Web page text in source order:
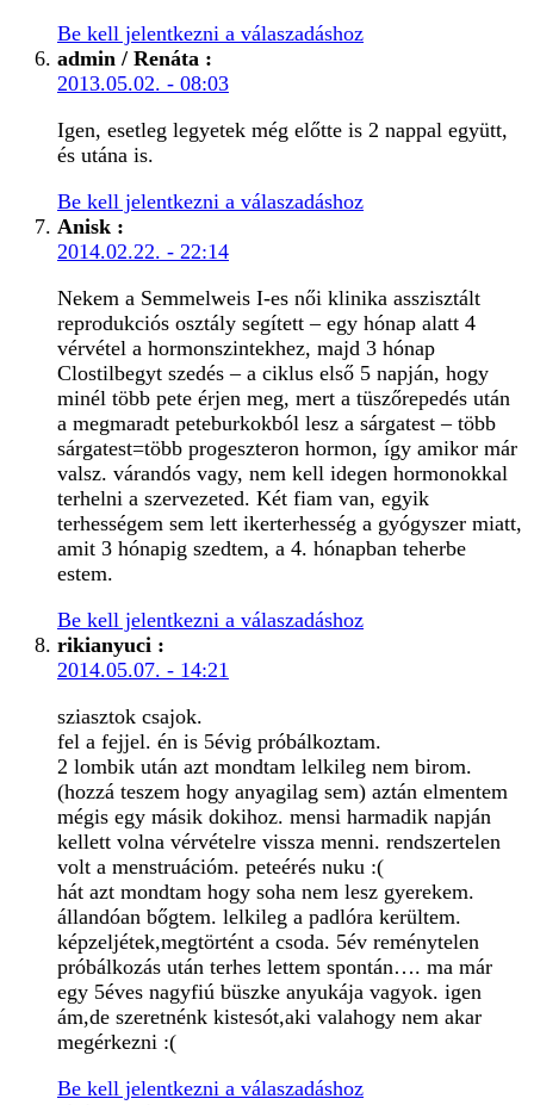
Be kell jelentkezni a válaszadáshoz
admin / Renáta :
2013.05.02. - 08:03
Igen, esetleg legyetek még előtte is 2 nappal együtt,
és utána is.
Be kell jelentkezni a válaszadáshoz
Anisk :
2014.02.22. - 22:14
Nekem a Semmelweis I-es női klinika asszisztált
reprodukciós osztály segített – egy hónap alatt 4
vérvétel a hormonszintekhez, majd 3 hónap
Clostilbegyt szedés – a ciklus első 5 napján, hogy
minél több pete érjen meg, mert a tüszőrepedés után
a megmaradt peteburkokból lesz a sárgatest – több
sárgatest=több progeszteron hormon, így amikor már
valsz. várandós vagy, nem kell idegen hormonokkal
terhelni a szervezeted. Két fiam van, egyik
terhességem sem lett ikerterhesség a gyógyszer miatt,
amit 3 hónapig szedtem, a 4. hónapban teherbe
estem.
Be kell jelentkezni a válaszadáshoz
rikianyuci :
2014.05.07. - 14:21
sziasztok csajok.
fel a fejjel. én is 5évig próbálkoztam.
2 lombik után azt mondtam lelkileg nem birom.
(hozzá teszem hogy anyagilag sem) aztán elmentem
mégis egy másik dokihoz. mensi harmadik napján
kellett volna vérvételre vissza menni. rendszertelen
volt a menstruációm. peteérés nuku :(
hát azt mondtam hogy soha nem lesz gyerekem.
állandóan bőgtem. lelkileg a padlóra kerültem.
képzeljétek,megtörtént a csoda. 5év reménytelen
próbálkozás után terhes lettem spontán…. ma már
egy 5éves nagyfiú büszke anyukája vagyok. igen
ám,de szeretnénk kistesót,aki valahogy nem akar
megérkezni :(
Be kell jelentkezni a válaszadáshoz